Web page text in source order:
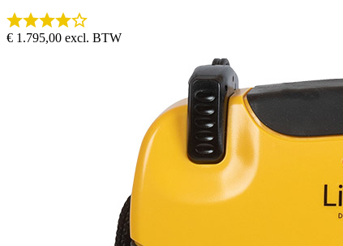
€ 1.795,00 excl. BTW